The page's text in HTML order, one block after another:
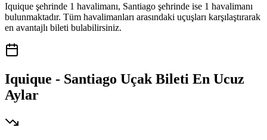
Iquique şehrinde 1 havalimanı, Santiago şehrinde ise 1 havalimanı
bulunmaktadır. Tüm havalimanları arasındaki uçuşları karşılaştırarak
en avantajlı bileti bulabilirsiniz.
Iquique - Santiago Uçak Bileti En Ucuz
Aylar